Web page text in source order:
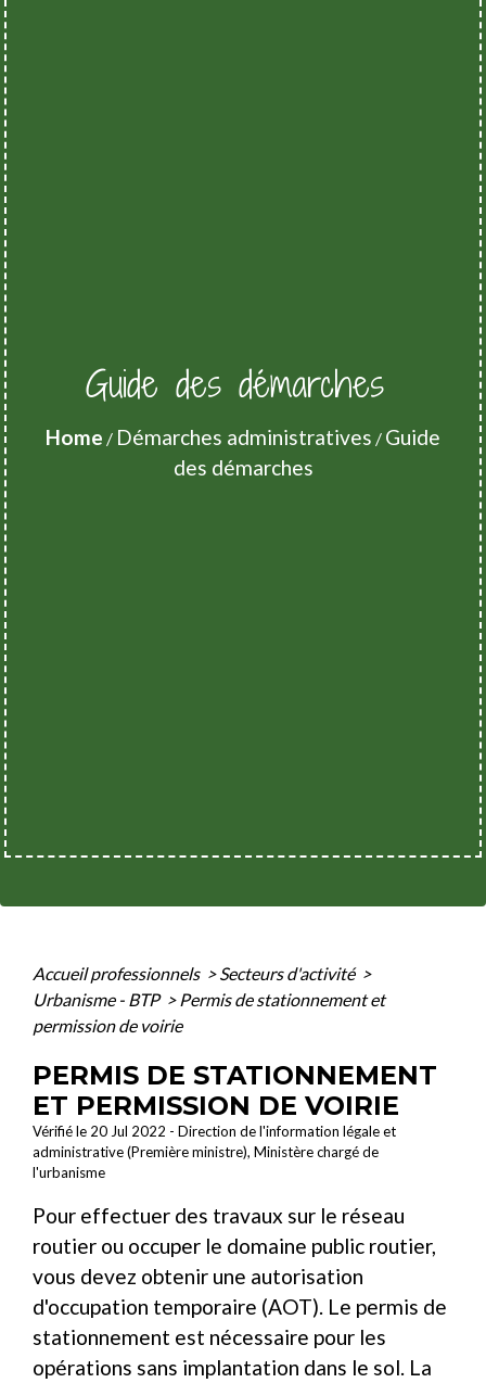
Guide des démarches
Home / Démarches administratives / Guide
des démarches
Accueil professionnels > Secteurs d'activité >
Urbanisme - BTP > Permis de stationnement et
permission de voirie
PERMIS DE STATIONNEMENT
ET PERMISSION DE VOIRIE
Vérifié le 20 Jul 2022 - Direction de l'information légale et
administrative (Première ministre), Ministère chargé de
l'urbanisme
Pour effectuer des travaux sur le réseau
routier ou occuper le domaine public routier,
vous devez obtenir une autorisation
d'occupation temporaire (AOT). Le permis de
stationnement est nécessaire pour les
opérations sans implantation dans le sol. La